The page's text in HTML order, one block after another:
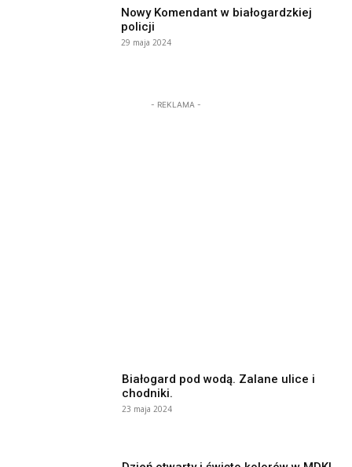
Nowy Komendant w białogardzkiej
policji
29 maja 2024
- REKLAMA -
Białogard pod wodą. Zalane ulice i
chodniki.
23 maja 2024